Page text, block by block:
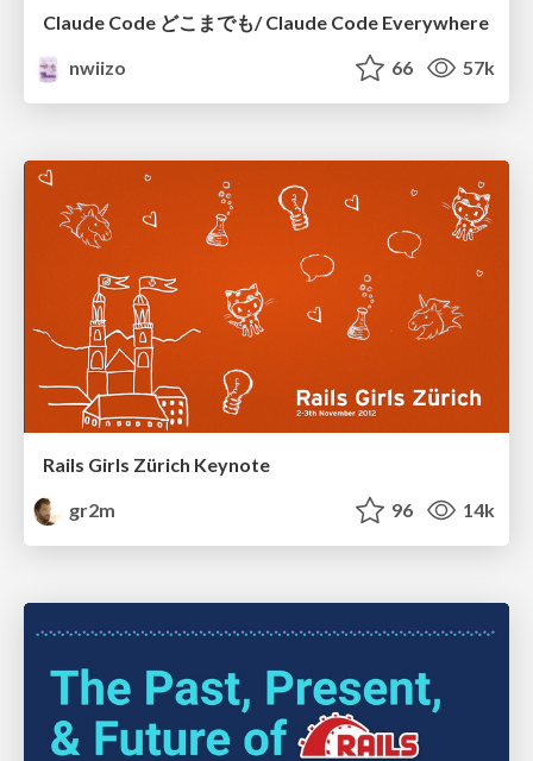
Claude Code どこまでも/ Claude Code Everywhere
nwiizo
66 57k
Rails Girls Zürich Keynote
gr2m
96 14k